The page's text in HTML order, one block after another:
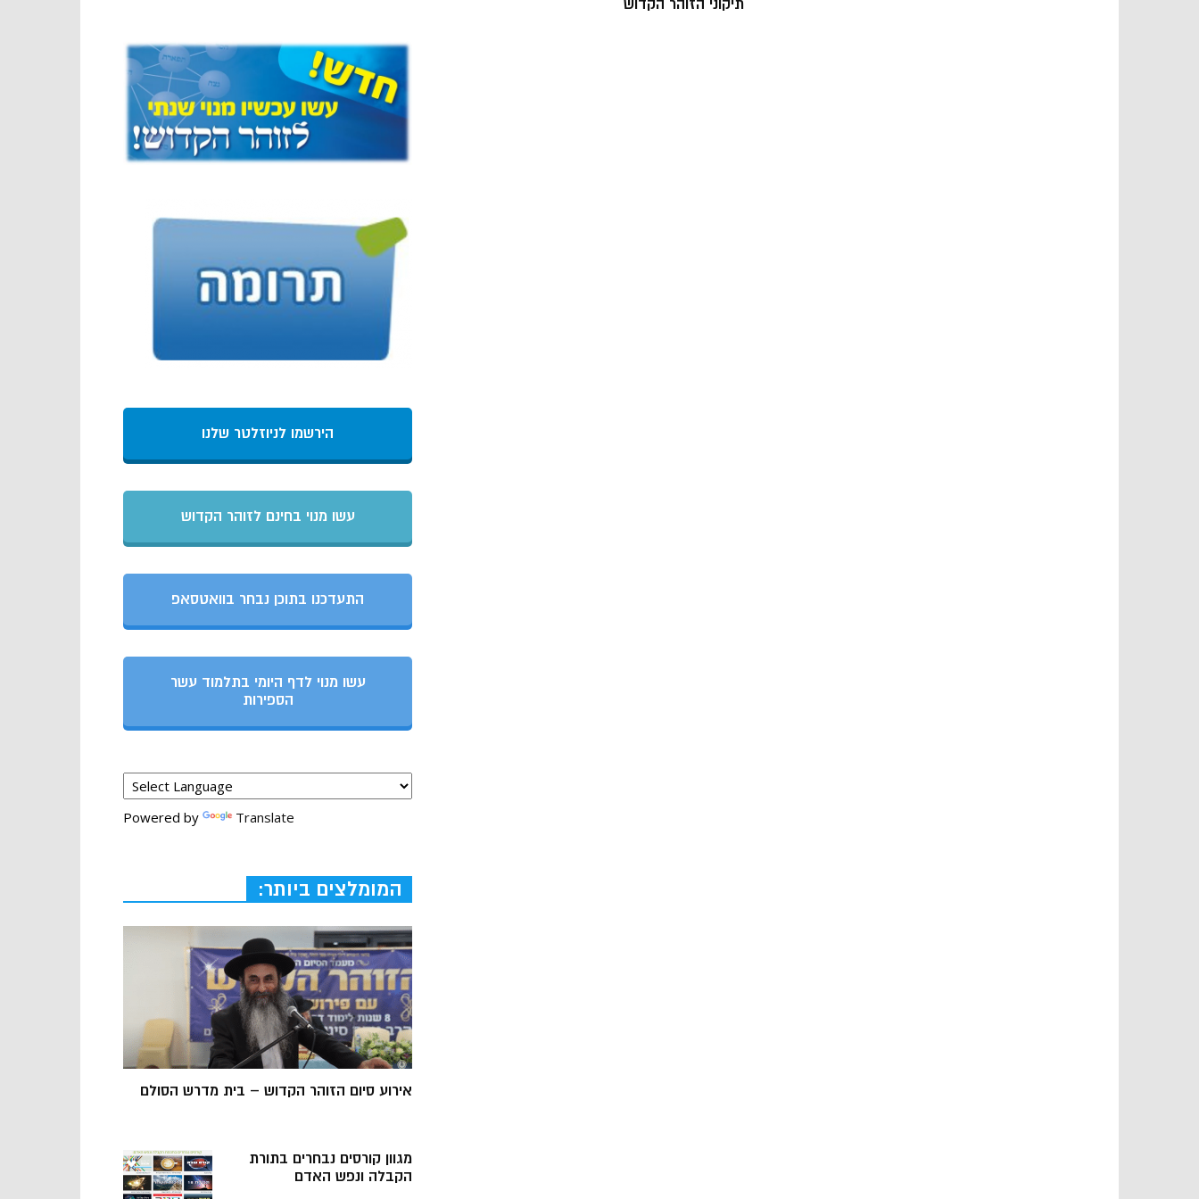
תיקוני הזוהר הקדוש
הירשמו לניוזלטר שלנו
עשו מנוי בחינם לזוהר הקדוש
התעדכנו בתוכן נבחר בוואטסאפ
עשו מנוי לדף היומי בתלמוד עשר
הספירות
Powered by Translate
המומלצים ביותר:
אירוע סיום הזוהר הקדוש – בית מדרש הסולם
מגוון קורסים נבחרים בתורת
הקבלה ונפש האדם